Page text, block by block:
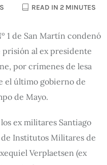
READ IN 2 MINUTES
1 de San Martín condenó
prisión al ex presidente
por crímenes de lesa
el último gobierno de
de Mayo.
ex militares Santiago
de Institutos Militares de
Verplaetsen (ex